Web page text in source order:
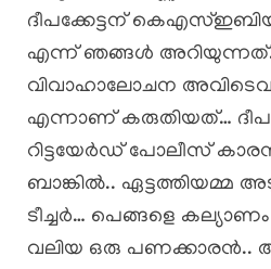
ദീപക്കേട്ടന്
എന്ന് ഞങ്ങൾ
വിവാഹാലോചന
എന്നാണ് കരുതിയത്…
റിട്ടയേർഡ് പോലീസ്
ബാങ്കിൽ.. ഏട്ടത്തിയമ്മ
ടീച്ചർ… പെങ്ങളെ കല്യാണം
വലിയ ഒരു പണക്കാരൻ..